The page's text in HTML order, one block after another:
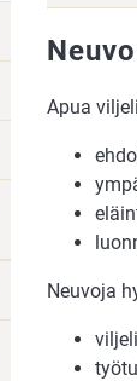
Apua
Neuvoja